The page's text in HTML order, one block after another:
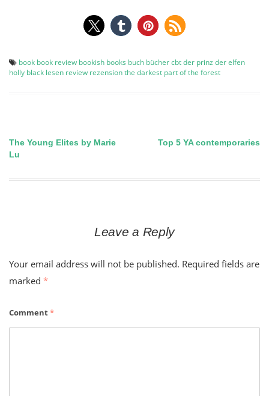
book book review bookish books buch büchercbtder prinz der elfen
holly black lesen review rezensionthe darkest part of the forest
Post
navigation
The Young Elites by Marie
Lu
Top 5 YA contemporaries
Leave a Reply
Your email address will not be published. Required fields are
marked *
Comment*